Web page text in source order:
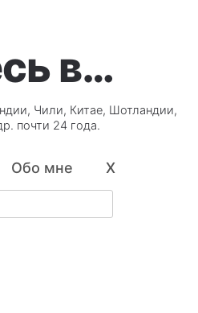
в…
Чили, Китае, Шотландии,
почти 24 года.
Обо мне X